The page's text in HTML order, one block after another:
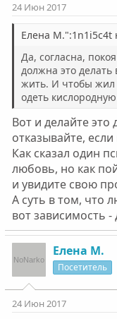
24 Июн 2017
Елена М.":1n1i5c4t
Да, согласна,
должна это
жить. И чтобы жил
одеть
Вот и делайте это
отказывайте,
Как сказал один
любовь, но как
и увидите свою
А суть в том, что
вот зависимость -
Елена М.
Посетитель
24 Июн 2017